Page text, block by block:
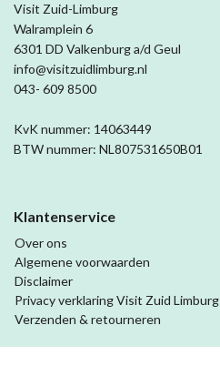
Visit Zuid-Limburg
Walramplein 6
6301 DD Valkenburg a/d Geul
info@visitzuidlimburg.nl
043- 609 8500
KvK nummer: 14063449
BTW nummer: NL807531650B01
Klantenservice
Over ons
Algemene voorwaarden
Disclaimer
Privacy verklaring Visit Zuid Limburg
Verzenden & retourneren